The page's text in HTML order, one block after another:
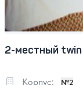
2-местный twin
Корпус: №2